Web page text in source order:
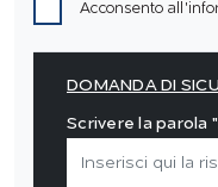
Acconsento
DOMANDA DI
Scrivere la parola